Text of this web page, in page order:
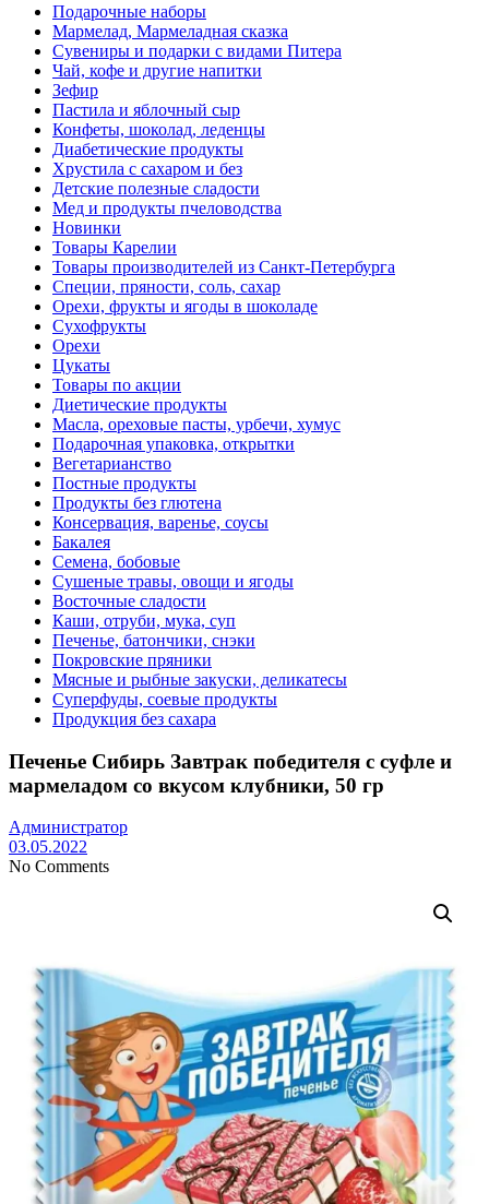
Подарочные наборы
Мармелад, Мармеладная сказка
Сувениры и подарки с видами Питера
Чай, кофе и другие напитки
Зефир
Пастила и яблочный сыр
Конфеты, шоколад, леденцы
Диабетические продукты
Хрустила с сахаром и без
Детские полезные сладости
Мед и продукты пчеловодства
Новинки
Товары Карелии
Товары производителей из Санкт-Петербурга
Специи, пряности, соль, сахар
Орехи, фрукты и ягоды в шоколаде
Сухофрукты
Орехи
Цукаты
Товары по акции
Диетические продукты
Масла, ореховые пасты, урбечи, хумус
Подарочная упаковка, открытки
Вегетарианство
Постные продукты
Продукты без глютена
Консервация, варенье, соусы
Бакалея
Семена, бобовые
Сушеные травы, овощи и ягоды
Восточные сладости
Каши, отруби, мука, суп
Печенье, батончики, снэки
Покровские пряники
Мясные и рыбные закуски, деликатесы
Суперфуды, соевые продукты
Продукция без сахара
Печенье Сибирь Завтрак победителя с суфле и
мармеладом со вкусом клубники, 50 гр
Администратор
03.05.2022
No Comments